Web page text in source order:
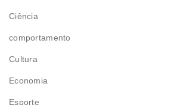
Ciência
comportamento
Cultura
Economia
Esporte